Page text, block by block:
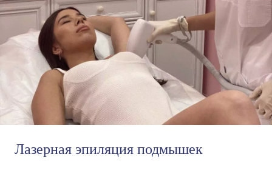
Лазерная эпиляция подмышек